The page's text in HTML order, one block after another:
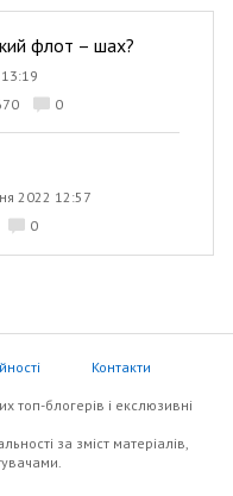
флот – шах?
0
2022 12:57
0
Контакти
топ-блогерів i екслюзивнi
за зміст матеріалів,